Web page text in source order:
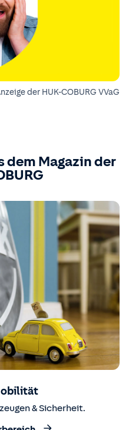
der HUK-COBURG VVaG
dem Magazin der
& Sicherheit.